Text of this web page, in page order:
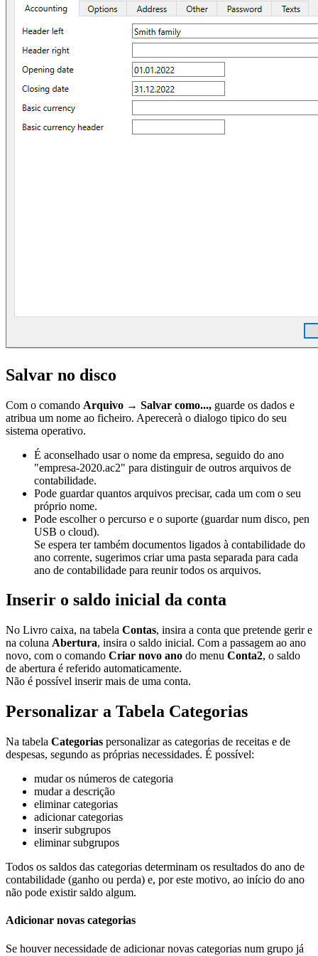
Salvar no disco
Com o comando Arquivo → Salvar como..., guarde os dados e
atribua um nome ao ficheiro. Aperecerà o dialogo tipico do seu
sistema operativo.
É aconselhado usar o nome da empresa, seguido do ano
"empresa-2020.ac2" para distinguir de outros arquivos de
contabilidade.
Pode guardar quantos arquivos precisar, cada um com o seu
próprio nome.
Pode escolher o percurso e o suporte (guardar num disco, pen
USB o cloud).
Se espera ter também documentos ligados à contabilidade do
ano corrente, sugerimos criar uma pasta separada para cada
ano de contabilidade para reunir todos os arquivos.
Inserir o saldo inicial da conta
No Livro caixa, na tabela Contas, insira a conta que pretende gerir e
na coluna Abertura, insira o saldo inicial. Com a passagem ao ano
novo, com o comando Criar novo ano do menu Conta2, o saldo
de abertura é referido automaticamente.
Não é possível inserir mais de uma conta.
Personalizar a Tabela Categorias
Na tabela Categorias personalizar as categorias de receitas e de
despesas, segundo as próprias necessidades. É possível:
mudar os números de categoria
mudar a descrição
eliminar categorias
adicionar categorias
inserir subgrupos
eliminar subgrupos
Todos os saldos das categorias determinam os resultados do ano de
contabilidade (ganho ou perda) e, por este motivo, ao início do ano
não pode existir saldo algum.
Adicionar novas categorias
Se houver necessidade de adicionar novas categorias num grupo já